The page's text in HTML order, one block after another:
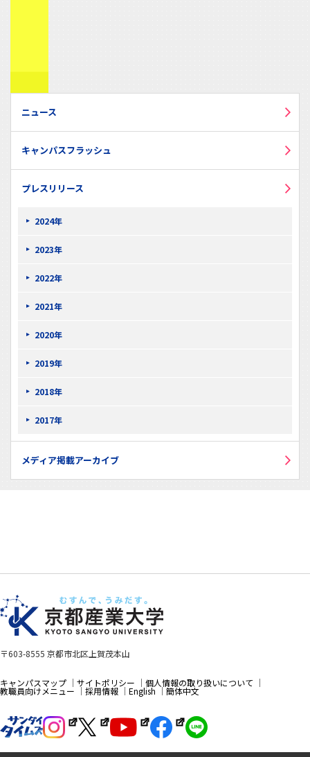
ニュース
キャンパスフラッシュ
プレスリリース
2024年
2023年
2022年
2021年
2020年
2019年
2018年
2017年
メディア掲載アーカイブ
〒603-8555 京都市北区上賀茂本山
キャンパスマップ サイトポリシー 個人情報の取り扱いについて
教職員向けメニュー 採用情報 English 簡体中文